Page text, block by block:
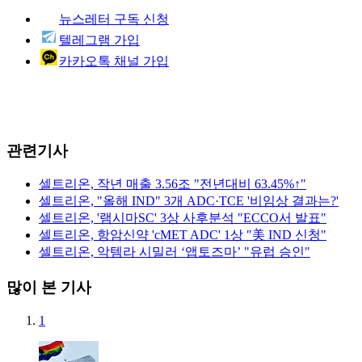
뉴스레터 구독 신청
텔레그램 가입
카카오톡 채널 가입
관련기사
셀트리온, 작년 매출 3.56조 "전년대비 63.45%↑"
셀트리온, "올해 IND" 3개 ADC·TCE '비임상 결과는?'
셀트리온, '램시마SC' 3상 사후분석 "ECCO서 발표"
셀트리온, 항암신약 'cMET ADC' 1상 "美 IND 신청"
셀트리온, 악템라 시밀러 ‘앱토즈마’ "유럽 승인"
많이 본 기사
1